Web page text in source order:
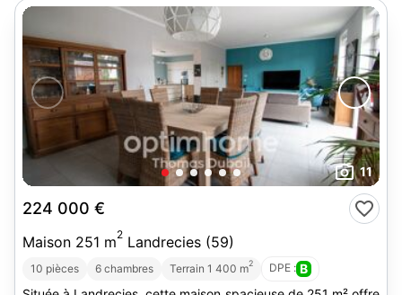
11
224 000 €
Maison 251 m2 Landrecies (59)
10 pièces 6 chambres Terrain 1 400 m2 DPE : B